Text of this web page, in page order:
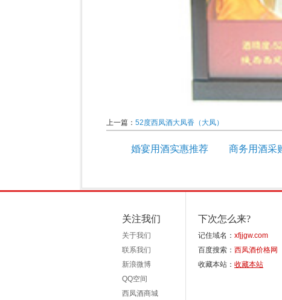
上一篇： 52度西凤酒大凤香（大凤）
婚宴用酒实惠推荐 商务用酒采
关注我们
关于我们
联系我们
新浪微博
QQ空间
西凤酒商城
下次怎么来?
记住域名： xfjjgw.com
百度搜索： 西凤酒价格网
收藏本站： 收藏本站